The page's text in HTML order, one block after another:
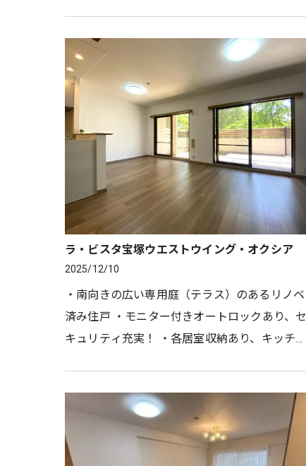
ラ・ビスタ宝塚ウエストウイング・オクシア
2025/12/10
・南向きの広い専用庭（テラス）のあるリノベ
済み住戸 ・モニター付きオートロックあり、セ
キュリティ充実！ ・各居室収納あり、キッチン